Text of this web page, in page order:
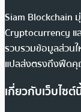
Siam Blockchain
Cryptocurrency แ
รวบรวมข้อมูลส่วนใ
แปลส่งตรงถึงฟีด
เกี่ยวกับเว็บไซต์